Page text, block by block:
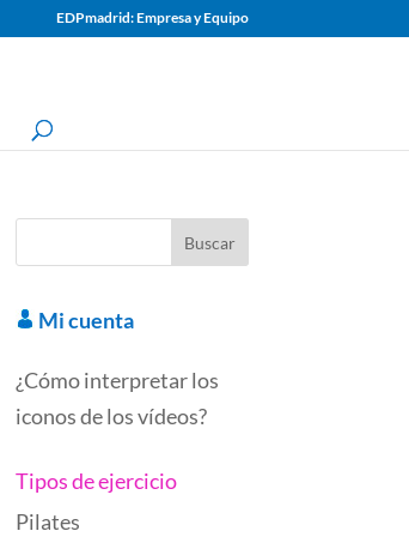
EDPmadrid: Empresa y Equipo
Mi cuenta
¿Cómo interpretar los
iconos de los vídeos?
Tipos de ejercicio
Pilates